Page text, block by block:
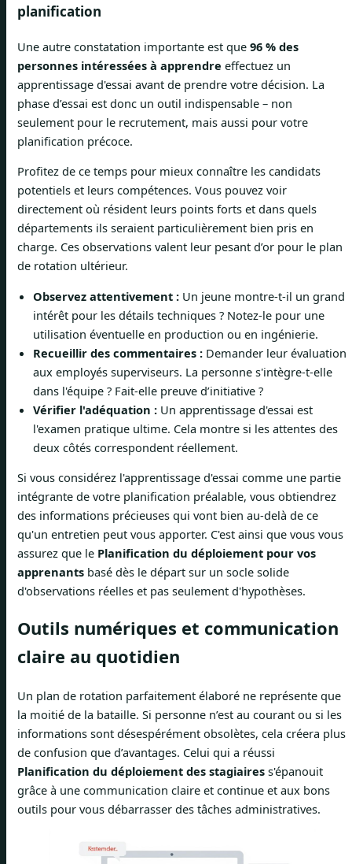
planification
Une autre constatation importante est que 96 % des
personnes intéressées à apprendre effectuez un
apprentissage d'essai avant de prendre votre décision. La
phase d’essai est donc un outil indispensable – non
seulement pour le recrutement, mais aussi pour votre
planification précoce.
Profitez de ce temps pour mieux connaître les candidats
potentiels et leurs compétences. Vous pouvez voir
directement où résident leurs points forts et dans quels
départements ils seraient particulièrement bien pris en
charge. Ces observations valent leur pesant d’or pour le plan
de rotation ultérieur.
Observez attentivement : Un jeune montre-t-il un grand
intérêt pour les détails techniques ? Notez-le pour une
utilisation éventuelle en production ou en ingénierie.
Recueillir des commentaires : Demander leur évaluation
aux employés superviseurs. La personne s'intègre-t-elle
dans l'équipe ? Fait-elle preuve d’initiative ?
Vérifier l'adéquation : Un apprentissage d'essai est
l'examen pratique ultime. Cela montre si les attentes des
deux côtés correspondent réellement.
Si vous considérez l'apprentissage d'essai comme une partie
intégrante de votre planification préalable, vous obtiendrez
des informations précieuses qui vont bien au-delà de ce
qu'un entretien peut vous apporter. C'est ainsi que vous vous
assurez que le Planification du déploiement pour vos
apprenants basé dès le départ sur un socle solide
d'observations réelles et pas seulement d'hypothèses.
Outils numériques et communication
claire au quotidien
Un plan de rotation parfaitement élaboré ne représente que
la moitié de la bataille. Si personne n’est au courant ou si les
informations sont désespérément obsolètes, cela créera plus
de confusion que d’avantages. Celui qui a réussi
Planification du déploiement des stagiaires s'épanouit
grâce à une communication claire et continue et aux bons
outils pour vous débarrasser des tâches administratives.